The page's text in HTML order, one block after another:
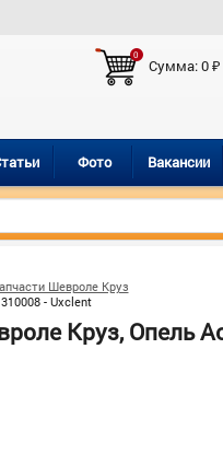
0
Сумма:0₽
Фото Вакансии
Шевроле Круз
- Uxclent
Круз, Опель